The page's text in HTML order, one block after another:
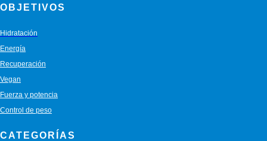
OBJETIVOS
Hidratación
Energía
Recuperación
Vegan
Fuerza y potencia
Control de peso
CATEGORÍAS